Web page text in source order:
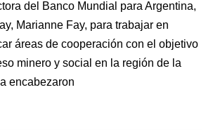
del Banco Mundial para Argentina,
Marianne Fay, para trabajar en
áreas de cooperación con el objetivo
minero y social en la región de la
encabezaron